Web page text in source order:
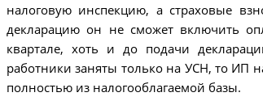
налоговую инспекцию, а страховые
декларацию он не сможет включить
квартале, хоть и до подачи
работники заняты только на УСН, то ИП
полностью из налогооблагаемой базы.